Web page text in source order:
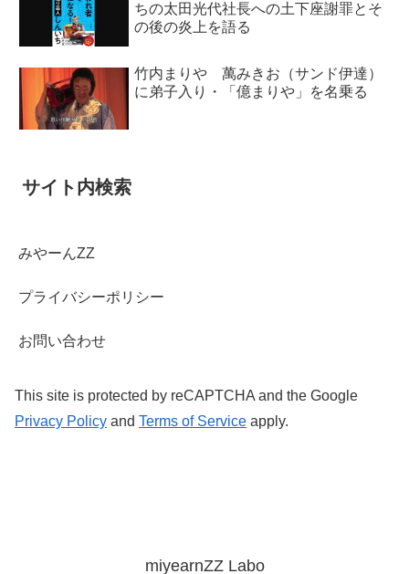
ちの太田光代社長への土下座謝罪とそ
の後の炎上を語る
竹内まりや 萬みきお（サンド伊達）
に弟子入り・「億まりや」を名乗る
サイト内検索
みやーんZZ
プライバシーポリシー
お問い合わせ
This site is protected by reCAPTCHA and the Google
Privacy Policy and Terms of Service apply.
miyearnZZ Labo